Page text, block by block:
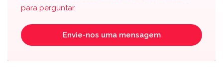
para perguntar.
Envie-nos uma mensagem